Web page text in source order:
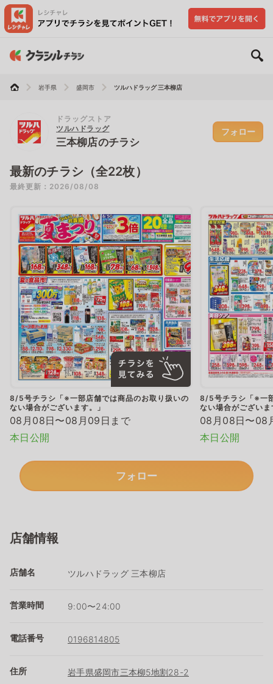
岩手県 盛岡市 ツルハドラッグ 三本柳店
ドラッグストア
ツルハドラッグ
三本柳店のチラシ
フォロー
最新のチラシ（全22枚）
最終更新：2026/08/08
8/5号チラシ「※一部店舗では商品のお取り扱いの
ない場合がございます。」
08月08日〜08月09日まで
本日公開
8/5号チラシ「※一
ない場合がございま
08月08日〜08
本日公開
フォロー
店舗情報
店舗名 ツルハドラッグ 三本柳店
営業時間 9:00〜24:00
電話番号 0196814805
住所 岩手県盛岡市三本柳5地割28-2